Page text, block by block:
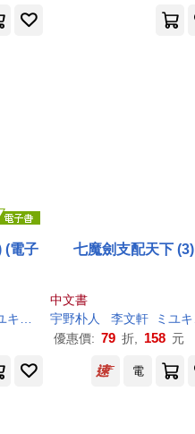
(電子
リア
七魔劍支配天下 (3)
中文書
宇野朴人 李文軒
ミユキルリア
優惠價: 79 折, 158 元
電